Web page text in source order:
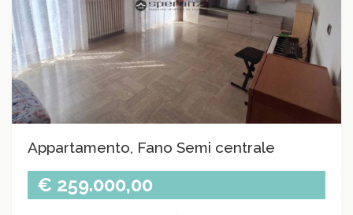
Appartamento, Fano Semi centrale
€ 259.000,00